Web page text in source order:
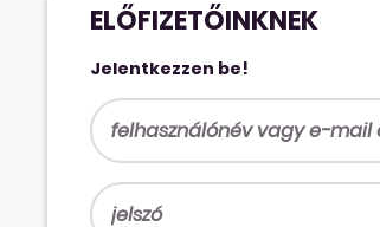
ELŐFIZETŐINKNEK
Jelentkezzen be!